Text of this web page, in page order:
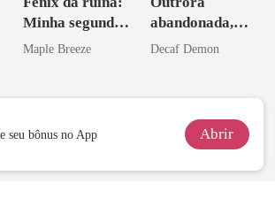
Minha segunda
vida e um
Maple Breeze
abandonada,
agora intocável
Decaf Demon
seu bônus no App Abrir